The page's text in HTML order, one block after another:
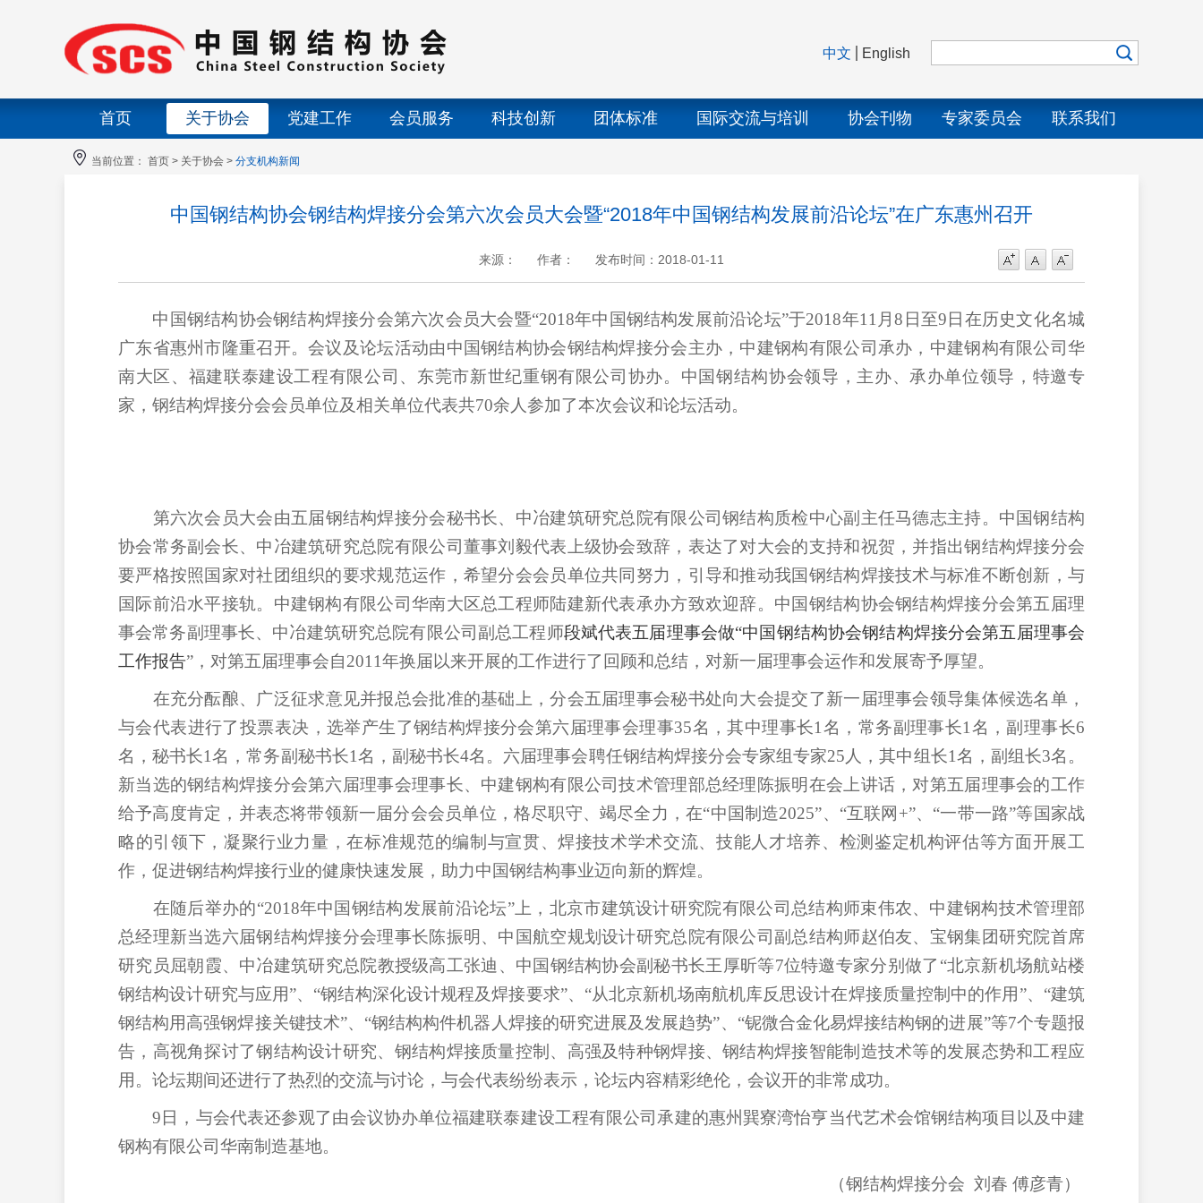
中文 English
首页 关于协会 党建工作 会员服务 科技创新 团体标准 国际交流与培训 协会刊物 专家委员会 联系我们
当前位置： 首页 > 关于协会 > 分支机构新闻
中国钢结构协会钢结构焊接分会第六次会员大会暨“2018年中国钢结构发展前沿论坛”在广东惠州召开
来源： 作者： 发布时间：2018-01-11
+ -
中国钢结构协会钢结构焊接分会第六次会员大会暨“2018年中国钢结构发展前沿论坛”于2018年11 月8 日至9 日在历史文化名城
广东省惠州市隆重召开。会议及论坛活动由中国钢结构协会钢结构焊接分会主办，中建钢构有限公司承办，中建钢构有限公司华
南大区、福建联泰建设工程有限公司、东莞市新世纪重钢有限公司协办。中国钢结构协会领导，主办、承办单位领导，特邀专
家，钢结构焊接分会会员单位及相关单位代表共70余人参加了本次会议和论坛活动。
第六次会员大会由五届钢结构焊接分会秘书长、中冶建筑研究总院有限公司钢结构质检中心副主任马德志主持。中国钢结构
协会常务副会长、中冶建筑研究总院有限公司董事刘毅代表上级协会致辞，表达了对大会的支持和祝贺，并指出钢结构焊接分会
要严格按照国家对社团组织的要求规范运作，希望分会会员单位共同努力，引导和推动我国钢结构焊接技术与标准不断创新，与
国际前沿水平接轨。中建钢构有限公司华南大区总工程师陆建新代表承办方致欢迎辞。中国钢结构协会钢结构焊接分会第五届理
事会常务副理事长、中冶建筑研究总院有限公司副总工程师段斌代表五届理事会做“中国钢结构协会钢结构焊接分会第五届理事会
工作报告”，对第五届理事会自2011年换届以来开展的工作进行了回顾和总结，对新一届理事会运作和发展寄予厚望。
在充分酝酿、广泛征求意见并报总会批准的基础上，分会五届理事会秘书处向大会提交了新一届理事会领导集体候选名单，
与会代表进行了投票表决，选举产生了钢结构焊接分会第六届理事会理事35名，其中理事长1 名，常务副理事长1 名，副理事长6
名，秘书长1名，常务副秘书长1名，副秘书长4名。六届理事会聘任钢结构焊接分会专家组专家25 人，其中组长1名，副组长3名。
新当选的钢结构焊接分会第六届理事会理事长、中建钢构有限公司技术管理部总经理陈振明在会上讲话，对第五届理事会的工作
给予高度肯定，并表态将带领新一届分会会员单位，格尽职守、竭尽全力，在“中国制造2025”、“互联网 +”、“一带一路”等国家战
略的引领下，凝聚行业力量，在标准规范的编制与宣贯、焊接技术学术交流、技能人才培养、检测鉴定机构评估等方面开展工
作，促进钢结构焊接行业的健康快速发展，助力中国钢结构事业迈向新的辉煌。
在随后举办的“2018年中国钢结构发展前沿论坛”上，北京市建筑设计研究院有限公司总结构师束伟农、中建钢构技术管理部
总经理新当选六届钢结构焊接分会理事长陈振明、中国航空规划设计研究总院有限公司副总结构师赵伯友、宝钢集团研究院首席
研究员屈朝霞、中冶建筑研究总院教授级高工张迪、中国钢结构协会副秘书长王厚昕等7位特邀专家分别做了“北京新机场航站楼
钢结构设计研究与应用”、“钢结构深化设计规程及焊接要求”、“从北京新机场南航机库反思设计在焊接质量控制中的作用”、“建筑
钢结构用高强钢焊接关键技术”、“钢结构构件机器人焊接的研究进展及发展趋势”、“铌微合金化易焊接结构钢的进展”等7个专题报
告，高视角探讨了钢结构设计研究、钢结构焊接质量控制、高强及特种钢焊接、钢结构焊接智能制造技术等的发展态势和工程应
用。论坛期间还进行了热烈的交流与讨论，与会代表纷纷表示，论坛内容精彩绝伦，会议开的非常成功。
9 日，与会代表还参观了由会议协办单位福建联泰建设工程有限公司承建的惠州巽寮湾怡亨当代艺术会馆钢结构项目以及中建
钢构有限公司华南制造基地。
（钢结构焊接分会 刘春 傅彦青）